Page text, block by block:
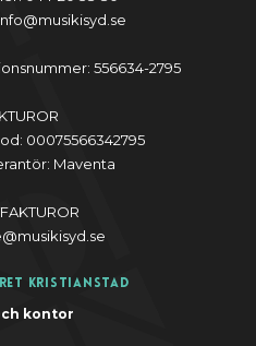
556634-2795
00075566342795
Maventa
Kristianstad
kontor